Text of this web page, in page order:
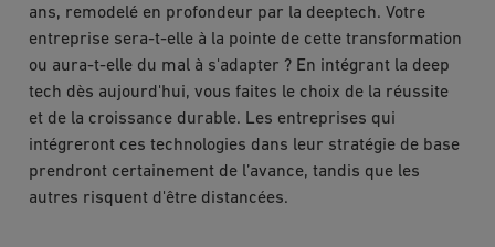
ans, remodelé en profondeur par la deeptech. Votre
entreprise sera-t-elle à la pointe de cette transformation
ou aura-t-elle du mal à s'adapter ? En intégrant la deep
tech dès aujourd'hui, vous faites le choix de la réussite
et de la croissance durable. Les entreprises qui
intégreront ces technologies dans leur stratégie de base
prendront certainement de l’avance, tandis que les
autres risquent d'être distancées.